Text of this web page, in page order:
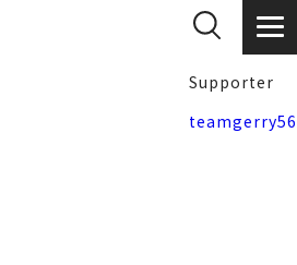
Supporter
teamgerry56